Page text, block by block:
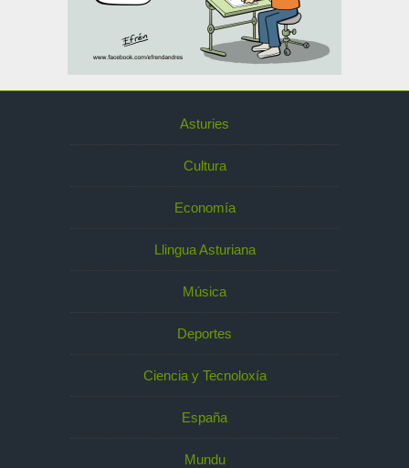
Asturies
Cultura
Economía
Llingua Asturiana
Música
Deportes
Ciencia y Tecnoloxía
España
Mundu